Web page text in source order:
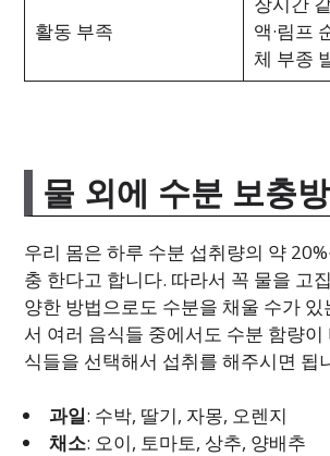
활동 부족
액·림프
체 부종
물 외에 수분 보충
우리 몸은 하루 수분 섭취량의 약
충 한다고 합니다. 따라서 꼭 물을 고
양한 방법으로도 수분을 채울 수가 있
서 여러 음식들 중에서도 수분 함량이
식들을 선택해서 섭취를 해주시면 됩
과일: 수박, 딸기, 자몽, 오렌지
채소: 오이, 토마토, 상추, 양배추